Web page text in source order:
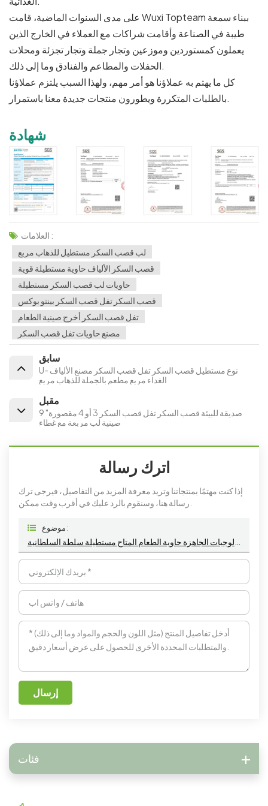
على مدى السنوات الماضية، قامت Wuxi Topteam ببناء سمعة
طيبة في الصناعة وأقامت شراكات مع العملاء في الخارج الذين
يعملون كمستوردين وموزعين وتجار جملة وتجار تجزئة ومحلات
الحفلات والمطاعم والفنادق وما إلى ذلك.
كل ما يهتم به عملاؤنا هو أمر مهم، ولهذا السبب يلتزم عملاؤنا
بالطلبات المتكررة ويطورون منتجات جديدة معنا باستمرار.
شهادة
العلامات :
لب قصب السكر مستطيل للذهاب مربع
قصب السكر الألياف حاوية مستطيلة قوية
حاويات لب قصب السكر مستطيلة
قصب السكر تفل قصب السكر بينتو بوكس
تفل قصب السكر أخرج صينية الطعام
مصنع حاويات تفل قصب السكر
سابق
U- نوع مستطيل قصب السكر تفل قصب السكر مصنع الألياف
الغداء مربع مطعم بالجملة للذهاب مربع
مقبل
9 "صديقة للبيئة قصب السكر تفل قصب السكر 3 أو 4 مقصورة
صينية لب مربعة مع غطاء
اترك رسالة
إذا كنت مهتمًا بمنتجاتنا وتريد معرفة المزيد من التفاصيل، فيرجى ترك
موضوع :
إرسال
فئات